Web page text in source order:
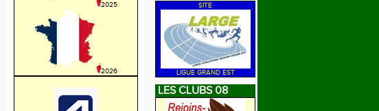
2025
2026
SITE
LIGUE GRAND EST
LES CLUBS 08